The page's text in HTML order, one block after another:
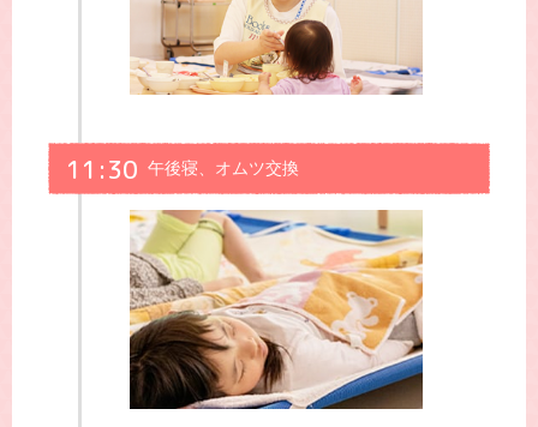
11:30 午後寝、オムツ交換